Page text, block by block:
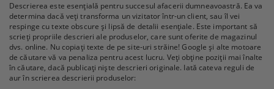
Descrierea este esențială pentru succesul afacerii dumneavoastră. Ea va
determina dacă veți transforma un vizitator într-un client, sau îl vei
respinge cu texte obscure și lipsă de detalii esențiale. Este important să
scrieți propriile descrieri ale produselor, care sunt oferite de magazinul
dvs. online. Nu copiați texte de pe site-uri străine! Google și alte motoare
de căutare vă va penaliza pentru acest lucru. Veți obține poziții mai înalte
în căutare, dacă publicați niște descrieri originale. Iată cateva reguli de
aur în scrierea descrierii produselor: